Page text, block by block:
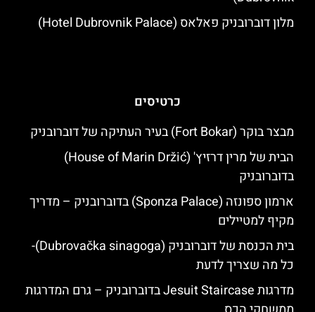
מלון דוברובניק פאלאס (Hotel Dubrovnik Palace)
כרטיסים
מבצר בוקר (Fort Bokar) בעיר העתיקה של דוברובניק
הבית של מרין דרזיץ' (House of Marin Držić)
בדוברובניק
ארמון ספונזה (Sponza Palace) בדוברובניק – מדריך
מקיף למטיילים
בית הכנסת של דוברובניק (Dubrovačka sinagoga)-
כל מה שצריך לדעת
מדרגות Jesuit Staircase בדוברובניק – גרם המדרגות